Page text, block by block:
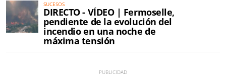
SUCESOS
DIRECTO - VÍDEO | Fermoselle,
pendiente de la evolución del
incendio en una noche de
máxima tensión